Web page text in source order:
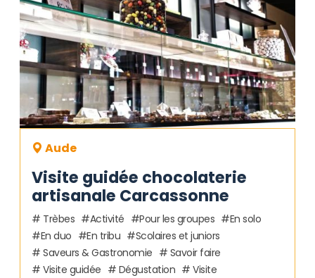
Visite guidée chocolaterie
artisanale Carcassonne
Aude
Trèbes Activité Pour les groupes
En solo
En duo
En tribu
Scolaires et juniors
Saveurs & Gastronomie
Savoir faire
Visite guidée
Dégustation Visite